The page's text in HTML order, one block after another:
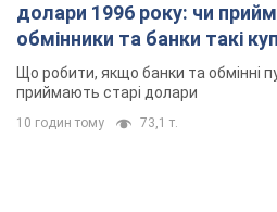
долари 1996 року: чи
обмінники та банки такі
Що робити, якщо банки та обмінні
приймають старі долари
10 годин тому 73,1 т.